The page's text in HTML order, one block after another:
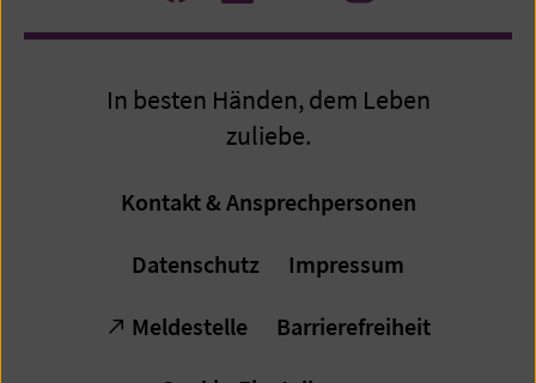
Facebook
LinkedInYouTubeInstagram
In besten Händen, dem Leben
zuliebe.
Kontakt & Ansprechpersonen
Datenschutz Impressum
Meldestelle Barrierefreiheit